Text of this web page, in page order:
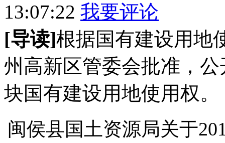
13:07:22 我要评论
[导读]根据国有建设用地
州高新区管委会批准，
块国有建设用地使用权。
闽侯县国土资源局关于